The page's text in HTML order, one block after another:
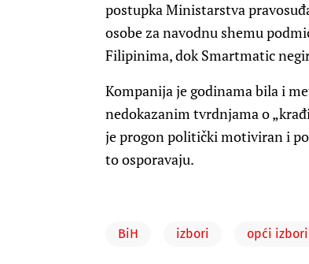
postupka Ministarstva
osobe za navodnu shemu
Filipinima, dok Smartmatic
Kompanija je godinama bila i
nedokazanim tvrdnjama o
je progon politički motiviran i
to osporavaju.
BiH izbori opći izbori